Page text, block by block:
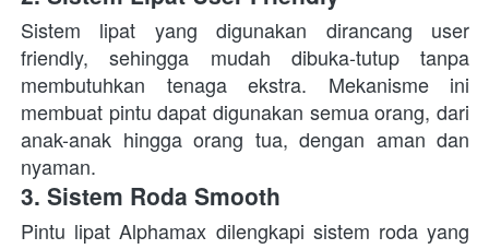
Sistem lipat yang digunakan dirancang user
friendly, sehingga mudah dibuka-tutup tanpa
membutuhkan tenaga ekstra. Mekanisme ini
membuat pintu dapat digunakan semua orang, dari
anak-anak hingga orang tua, dengan aman dan
nyaman.
3. Sistem Roda Smooth
Pintu lipat Alphamax dilengkapi sistem roda yang